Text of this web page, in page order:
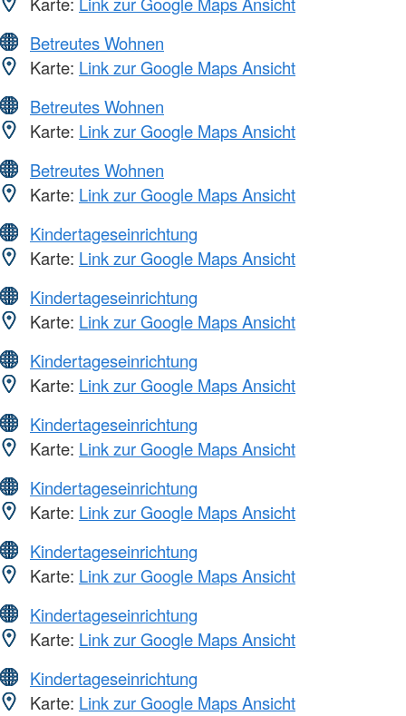
Betreutes Wohnen
Karte: Link zur Google Maps Ansicht
Betreutes Wohnen
Karte: Link zur Google Maps Ansicht
Betreutes Wohnen
Karte: Link zur Google Maps Ansicht
Kindertageseinrichtung
Karte: Link zur Google Maps Ansicht
Kindertageseinrichtung
Karte: Link zur Google Maps Ansicht
Kindertageseinrichtung
Karte: Link zur Google Maps Ansicht
Kindertageseinrichtung
Karte: Link zur Google Maps Ansicht
Kindertageseinrichtung
Karte: Link zur Google Maps Ansicht
Kindertageseinrichtung
Karte: Link zur Google Maps Ansicht
Kindertageseinrichtung
Karte: Link zur Google Maps Ansicht
Kindertageseinrichtung
Karte: Link zur Google Maps Ansicht